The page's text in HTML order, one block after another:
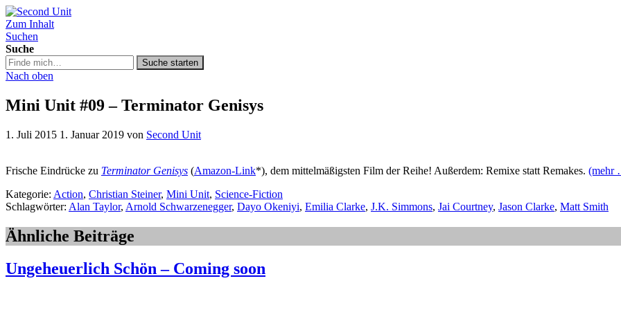
Second Unit
Zum Inhalt
Suchen
Suche
Suche
in
podcast.de/
Suche starten
Nach oben
Mini Unit #09 – Terminator Genisys
1. Juli 2015 1. Januar 2019 von Second Unit
Frische Eindrücke zu Terminator Genisys (Amazon-Link*), dem mittelmäßigsten Film der Reihe! Außerdem: Remixe statt Remakes. (mehr
Kategorie: Action, Christian Steiner, Mini Unit, Science-Fiction
Schlagwörter: Alan Taylor, Arnold Schwarzenegger, Dayo Okeniyi, Emilia Clarke, J.K. Simmons, Jai Courtney, Jason Clarke, Matt Smith
Ähnliche Beiträge
Ungeheuerlich Schön – Coming soon